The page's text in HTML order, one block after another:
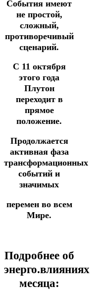
События имеют
не простой,
сложный,
противоречивый
сценарий.
С 11 октября
этого года
Плутон
переходит в
прямое
положение.
Продолжается
активная фаза
трансформационных
событий и
значимых
перемен во всем
Мире.
Подробнее об
энерго.влияниях
месяца: